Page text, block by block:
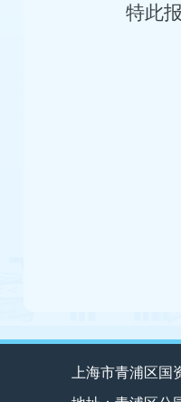
特此报
上海市青浦区国